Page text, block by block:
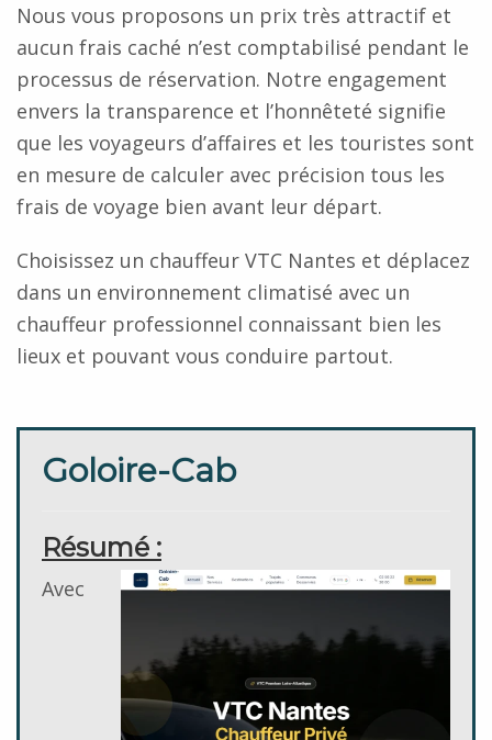
Nous vous proposons un prix très attractif et
aucun frais caché n’est comptabilisé pendant le
processus de réservation. Notre engagement
envers la transparence et l’honnêteté signifie
que les voyageurs d’affaires et les touristes sont
en mesure de calculer avec précision tous les
frais de voyage bien avant leur départ.
Choisissez un chauffeur VTC Nantes et déplacez
dans un environnement climatisé avec un
chauffeur professionnel connaissant bien les
lieux et pouvant vous conduire partout.
Goloire-Cab
Résumé :
Avec